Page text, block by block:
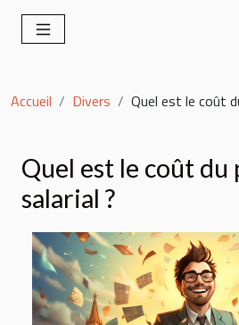
Accueil Divers Quel est le coût
Quel est le coût du
salarial ?